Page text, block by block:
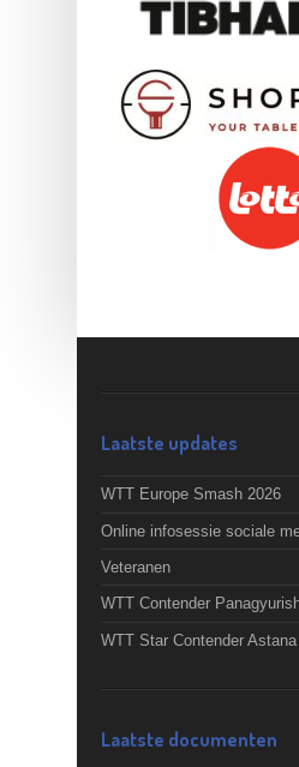
Laatste updates
WTT Europe Smash 2026
Online infosessie sociale
Veteranen
WTT Contender
WTT Star Contender
Laatste documenten